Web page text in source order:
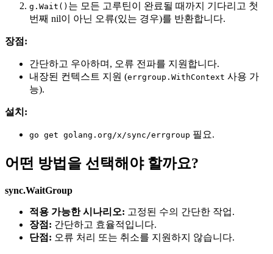
g.Wait() 는 모든 고루틴이 완료될 때까지 기다리고 첫
번째 nil이 아닌 오류(있는 경우)를 반환합니다.
장점:
간단하고 우아하며, 오류 전파를 지원합니다.
내장된 컨텍스트 지원 (errgroup.WithContext 사용 가
능).
설치:
go get golang.org/x/sync/errgroup 필요.
어떤 방법을 선택해야 할까요?
sync.WaitGroup
적용 가능한 시나리오: 고정된 수의 간단한 작업.
장점: 간단하고 효율적입니다.
단점: 오류 처리 또는 취소를 지원하지 않습니다.